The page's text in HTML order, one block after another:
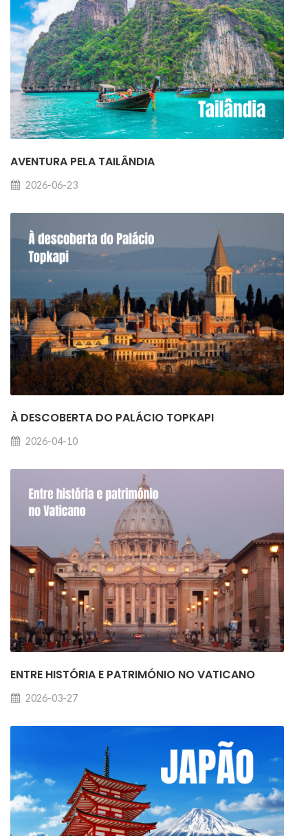
AVENTURA PELA TAILÂNDIA
2026-06-23
À DESCOBERTA DO PALÁCIO TOPKAPI
2026-04-10
ENTRE HISTÓRIA E PATRIMÓNIO NO VATICANO
2026-03-27